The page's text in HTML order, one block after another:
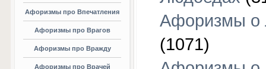
Афоризмы про Впечатления
Афоризмы про Врагов
Афоризмы про Вражду
Афоризмы про Врачей
Афоризмы о
(1071)